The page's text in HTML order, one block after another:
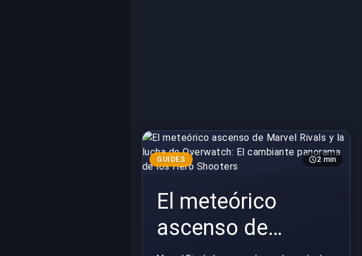
GUIDES 2 min
El meteórico
ascenso de